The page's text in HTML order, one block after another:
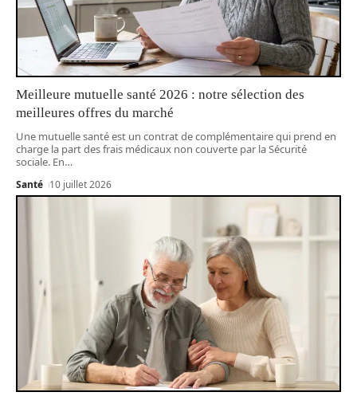
Meilleure mutuelle santé 2026 : notre sélection des
meilleures offres du marché
Une mutuelle santé est un contrat de complémentaire qui prend en
charge la part des frais médicaux non couverte par la Sécurité
sociale. En…
Santé 10 juillet 2026